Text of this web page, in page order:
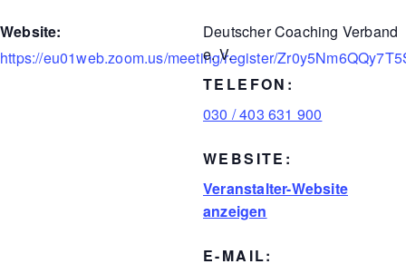
Website:
https://eu01web.zoom.us/meeting/register/
Deutscher Coaching Verband
e. V.
TELEFON:
030 / 403 631 900
WEBSITE:
Veranstalter-Website
anzeigen
E-MAIL: